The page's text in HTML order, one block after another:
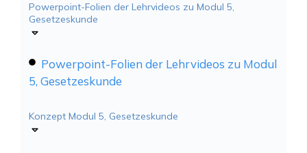
Powerpoint-Folien der Lehrvideos zu Modul 5,
Gesetzeskunde
Powerpoint-Folien der Lehrvideos zu Modul
5, Gesetzeskunde
Konzept Modul 5, Gesetzeskunde